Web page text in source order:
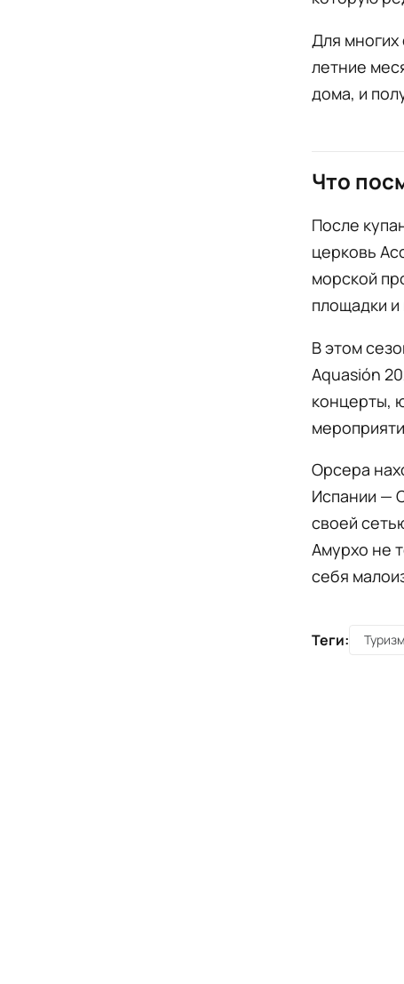
Для
летние
дома, и
Что
После
церковь
морской
площадки
В этом
Aquasión
концерты,
Орсера
Испании —
своей
Амурхо не
себя
Теги: Туризм